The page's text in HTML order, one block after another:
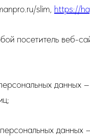
slim, https://
посетитель веб-
данных